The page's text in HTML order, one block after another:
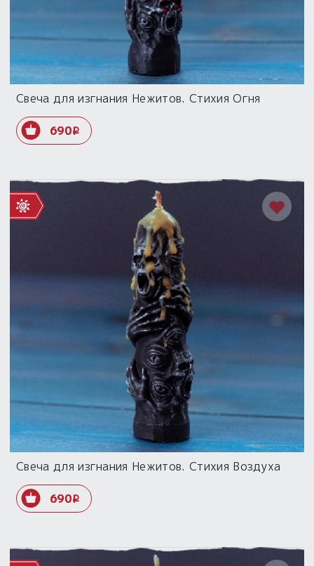
Свеча для изгнания Нежитов. Стихия Огня
690i
Свеча для изгнания Нежитов. Стихия Воздуха
690i